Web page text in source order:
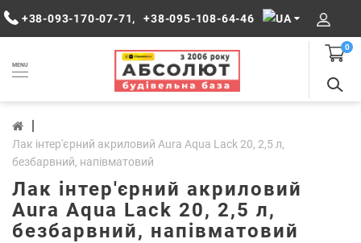
+38-093-170-07-71, +38-095-108-64-46
MENU
0
Лак інтер'єрний акриловий Aura Aqua Lack 20, 2,5 л,
безбарвний, напівматовий
Лак інтер'єрний акриловий
Aura Aqua Lack 20, 2,5 л,
безбарвний, напівматовий